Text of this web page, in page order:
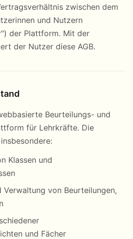
zwischen dem
und Nutzern
der Plattform. Mit der
der Nutzer diese AGB.
Beurteilungs- und
für Lehrkräfte. Die
Klassen und
Verwaltung von Beurteilungen,
und Fächer